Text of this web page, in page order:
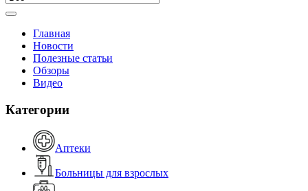
Главная
Новости
Полезные статьи
Обзоры
Видео
Категории
Аптеки
Больницы для взрослых